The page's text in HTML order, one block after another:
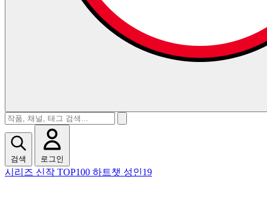
검색 로그인
시리즈 신작 TOP100 하트챗 성인19